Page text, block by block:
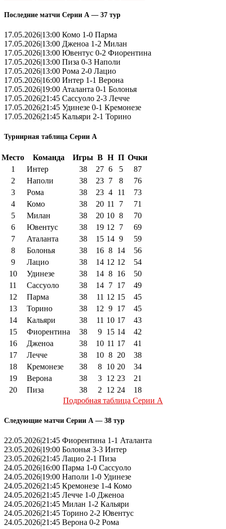
Последние матчи Серии А — 37 тур
17.05.2026|13:00 Комо 1-0 Парма
17.05.2026|13:00 Дженоа 1-2 Милан
17.05.2026|13:00 Ювентус 0-2 Фиорентина
17.05.2026|13:00 Пиза 0-3 Наполи
17.05.2026|13:00 Рома 2-0 Лацио
17.05.2026|16:00 Интер 1-1 Верона
17.05.2026|19:00 Аталанта 0-1 Болонья
17.05.2026|21:45 Сассуоло 2-3 Лечче
17.05.2026|21:45 Удинезе 0-1 Кремонезе
17.05.2026|21:45 Кальяри 2-1 Торино
Турнирная таблица Серии А
Место Команда Игры В Н П Очки
1
Интер 38 27 6 5
87
2
Наполи 38 23 7 8
76
3
Рома 38 23 4 11
73
4
Комо 38 20 11 7
71
5
Милан 38 20 10 8
70
6
Ювентус 38 19 12 7
69
7
Аталанта 38 15 14 9
59
8
Болонья 38 16 8 14
56
9
Лацио 38 14 12 12
54
10
Удинезе 38 14 8 16
50
11
Сассуоло 38 14 7 17
49
12
Парма 38 11 12 15
45
13
Торино 38 12 9 17
45
14
Кальяри 38 11 10 17
43
15
Фиорентина 38 9 15 14
42
16
Дженоа 38 10 11 17
41
17
Лечче 38 10 8 20
38
18
Кремонезе 38 8 10 20
34
19
Верона 38 3 12 23
21
20
Пиза 38 2 12 24
18
Подробная таблица Серии А
Следующие матчи Серии А — 38 тур
22.05.2026|21:45 Фиорентина 1-1 Аталанта
23.05.2026|19:00 Болонья 3-3 Интер
23.05.2026|21:45 Лацио 2-1 Пиза
24.05.2026|16:00 Парма 1-0 Сассуоло
24.05.2026|19:00 Наполи 1-0 Удинезе
24.05.2026|21:45 Кремонезе 1-4 Комо
24.05.2026|21:45 Лечче 1-0 Дженоа
24.05.2026|21:45 Милан 1-2 Кальяри
24.05.2026|21:45 Торино 2-2 Ювентус
24.05.2026|21:45 Верона 0-2 Рома